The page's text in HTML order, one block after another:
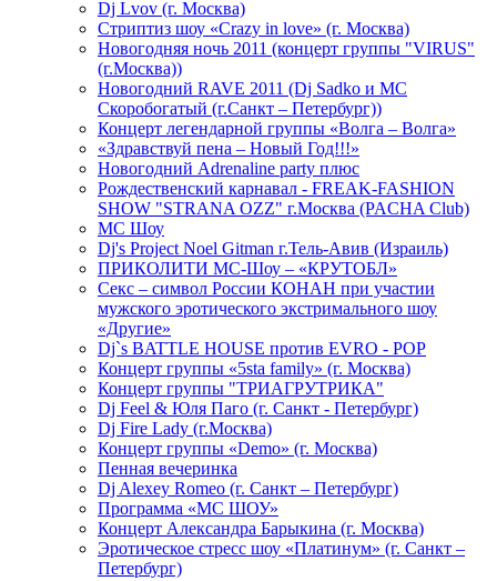
Dj Lvov (г. Москва)
Стриптиз шоу «Crazy in love» (г. Москва)
Новогодняя ночь 2011 (концерт группы "VIRUS"
(г.Москва))
Новогодний RAVE 2011 (Dj Sadko и MC
Скоробогатый (г.Санкт – Петербург))
Концерт легендарной группы «Волга – Волга»
«Здравствуй пена – Новый Год!!!»
Новогодний Adrenaline party плюс
Рождественский карнавал - FREAK-FASHION
SHOW "STRANA OZZ" г.Москва (PACHA Club)
MC Шоу
Dj's Project Noel Gitman г.Тель-Авив (Израиль)
ПРИКОЛИТИ МС-Шоу – «КРУТОБЛ»
Секс – символ России КОНАН при участии
мужского эротического экстримального шоу
«Другие»
Dj`s BATTLE HOUSE против EVRO - POP
Концерт группы «5sta family» (г. Москва)
Концерт группы "ТРИАГРУТРИКА"
Dj Feel & Юля Паго (г. Санкт - Петербург)
Dj Fire Lady (г.Москва)
Концерт группы «Demo» (г. Москва)
Пенная вечеринка
Dj Alexey Romeo (г. Санкт – Петербург)
Программа «МС ШОУ»
Концерт Александра Барыкина (г. Москва)
Эротическое стресс шоу «Платинум» (г. Санкт –
Петербург)